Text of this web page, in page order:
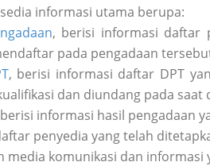
informasi utama berupa:
, berisi informasi daftar
pada pengadaan
, berisi informasi daftar DPT
dan diundang pada
informasi hasil pengadaan
penyedia yang telah
media komunikasi dan